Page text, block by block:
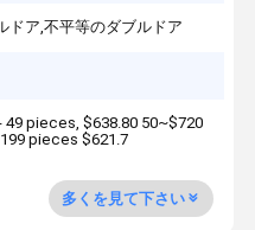
ドア,不平等のダブルドア
49 pieces, $638.80 50~$720
pieces $621.7
多くを見て下さい